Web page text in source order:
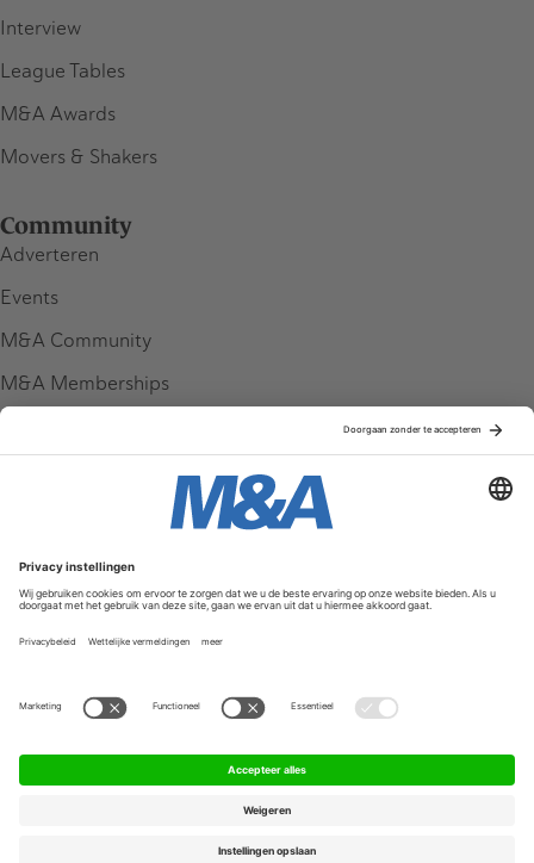
Interview
League Tables
M&A Awards
Movers & Shakers
Community
Adverteren
Events
M&A Community
M&A Memberships
Service & Contact
Contact
FAQ
Werken bij ons
Algemene Voorwaarden